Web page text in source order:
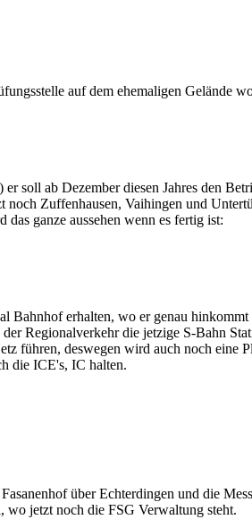
auf dem ehemaligen Gelände
soll ab Dezember diesen Jahres den
noch Zuffenhausen, Vaihingen und
ganze aussehen wenn es fertig ist:
Bahnhof erhalten, wo er genau
Regionalverkehr die jetzige S-Bahn
führen, deswegen wird auch noch
die ICE's, IC halten.
über Echterdingen und die
wo jetzt noch die FSG Verwaltung steht.